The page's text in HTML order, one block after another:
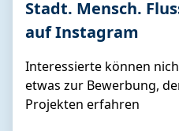
Stadt. Mensch.
auf Instagram
Interessierte können
etwas zur Bewerbung,
Projekten erfahren